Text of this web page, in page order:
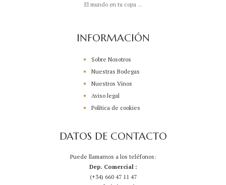
El mundo en tu copa ...
INFORMACIÓN
Sobre Nosotros
Nuestras Bodegas
Nuestros Vinos
Aviso legal
Política de cookies
DATOS DE CONTACTO
Puede llamarnos a los teléfonos:
Dep. Comercial :
(+34) 660 47 11 47